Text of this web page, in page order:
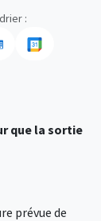
:
que la sortie
prévue de